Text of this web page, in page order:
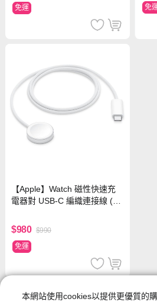
免運
免
【Apple】Watch 磁性快速充
電器對 USB-C 編織連接線 (1
$980 $990
免運
充電｜傳輸線
本網站使用cookies以提供更優質的